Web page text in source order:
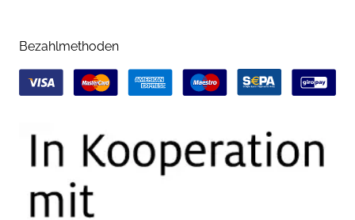
Bezahlmethoden